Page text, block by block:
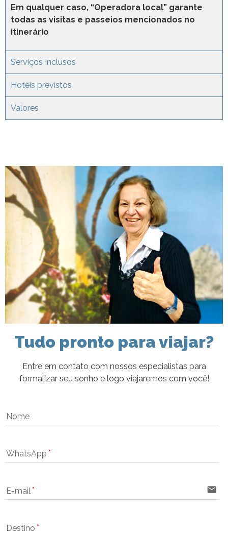
Em qualquer caso, “Operadora local” garante
todas as visitas e passeios mencionados no
itinerário
Serviços Inclusos
Hotéis previstos
Valores
Tudo pronto para viajar?
Entre em contato com nossos especialistas para
formalizar seu sonho e logo viajaremos com você!
Nome
WhatsApp
E-mail email
Destino